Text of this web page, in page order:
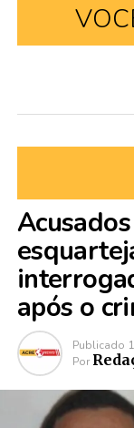
após o
Publicado
Por